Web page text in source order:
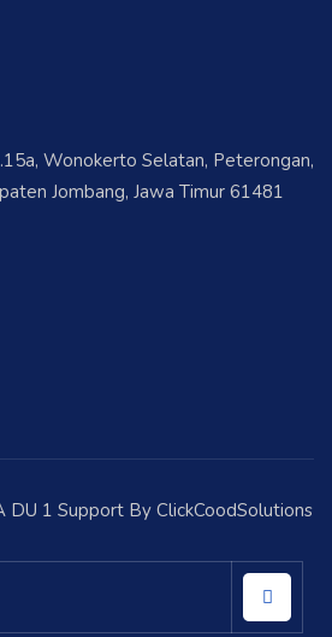
Wonokerto Selatan, Peterongan,
Jombang, Jawa Timur 61481
1 Support By ClickCoodSolutions